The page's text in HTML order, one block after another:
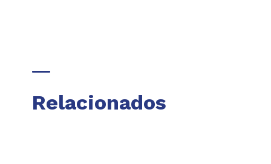
Relacionados